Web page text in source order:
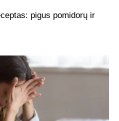
pigus pomidorų ir